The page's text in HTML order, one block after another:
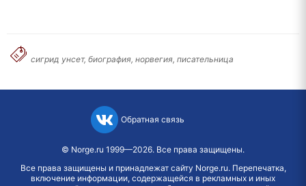
сигрид унсет, биография, норвегия, писательница
Обратная связь
© Norge.ru 1999—2026. Все права защищены.
Все права защищены и принадлежат сайту Norge.ru. Перепечатка,
включение информации, содержащейся в рекламных и иных